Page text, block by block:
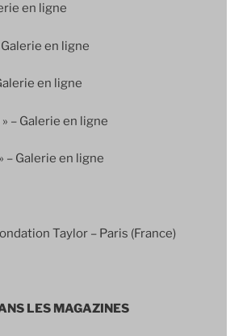
en ligne
en ligne
en ligne
– Galerie en ligne
– Galerie en ligne
Taylor – Paris (France)
LES MAGAZINES